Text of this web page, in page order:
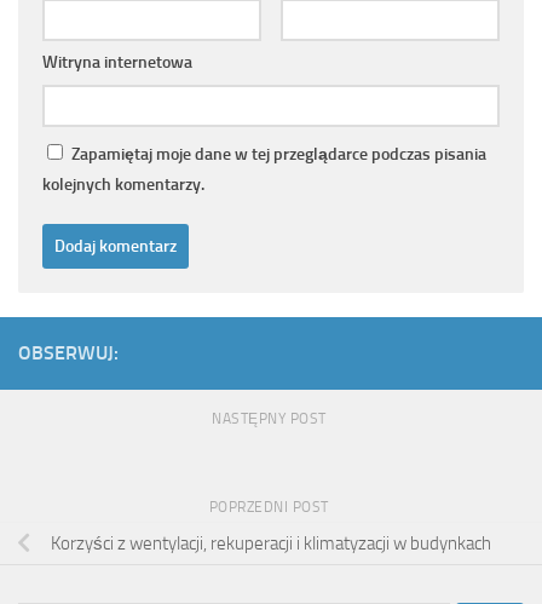
Witryna internetowa
Zapamiętaj moje dane w tej przeglądarce podczas pisania
kolejnych komentarzy.
OBSERWUJ:
NASTĘPNY POST
POPRZEDNI POST
Korzyści z wentylacji, rekuperacji i klimatyzacji w budynkach